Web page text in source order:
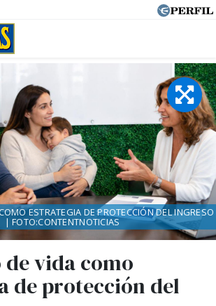
de vida como
de protección del
ESTRATEGIA DE PROTECCIÓN DEL INGRESO
| FOTO:CONTENTNOTICIAS